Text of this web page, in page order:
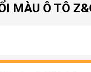
MÀU Ô TÔ